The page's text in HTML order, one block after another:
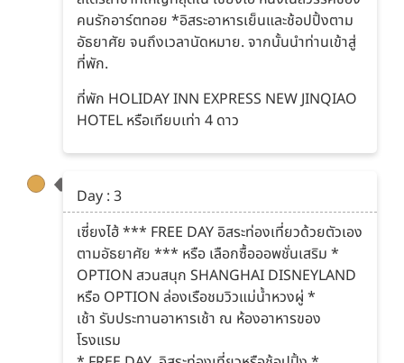
คนรักอาร์ตทอย *อิสระอาหารเย็นและช้อปปิ้งตาม
อัธยาศัย จนถึงเวลานัดหมาย. จากนั้นนำท่านเข้าสู่
ที่พัก.
ที่พัก HOLIDAY INN EXPRESS NEW JINQIAO
HOTEL หรือเทียบเท่า 4 ดาว
Day : 3
เซี่ยงไฮ้ *** FREE DAY อิสระท่องเที่ยวด้วยตัวเอง
ตามอัธยาศัย *** หรือ เลือกซื้อออพชั่นเสริม *
OPTION สวนสนุก SHANGHAI DISNEYLAND
หรือ OPTION ล่องเรือชมวิวแม่น้ำหวงผู่ *
เช้า รับประทานอาหารเช้า ณ ห้องอาหารของ
โรงแรม